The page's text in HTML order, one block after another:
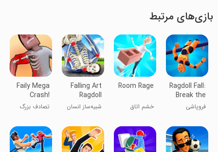
بازی‌های مرتبط
Ragdoll Fall:
Break the
Bones!
فروپاشی
استخوان‌ها را
بشکن!
Room Rage
خشم اتاق
Falling Art
Ragdoll
Simulator
شبیه‌ساز انسان
سقوط
Faily Mega
Crash!
تصادف بزرگ